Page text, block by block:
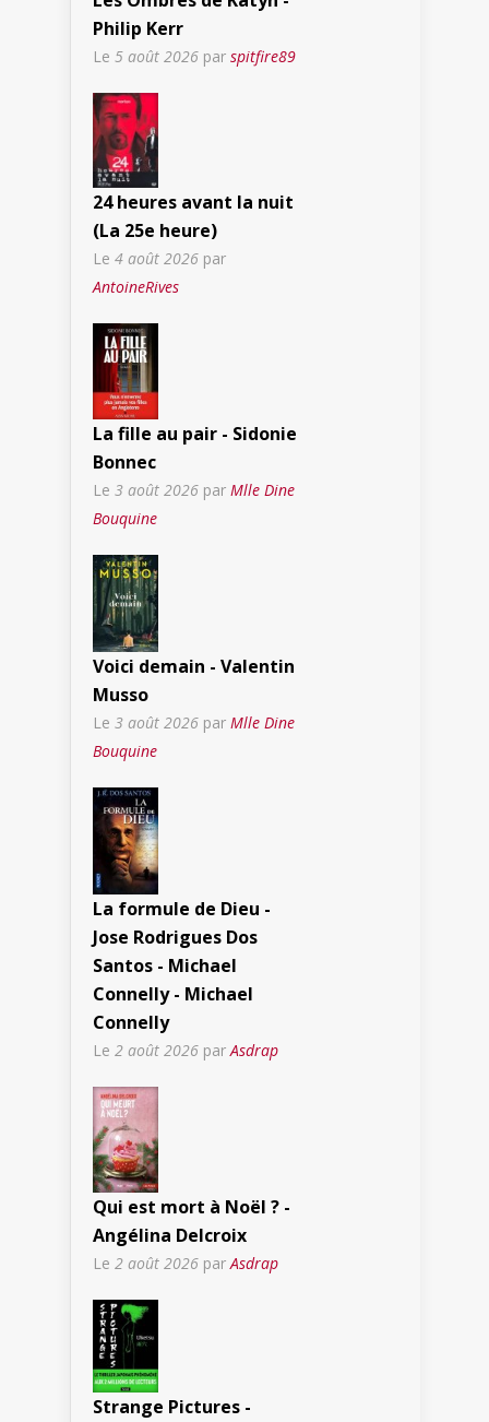
Philip Kerr
Le 5 août 2026 par spitfire89
24 heures avant la nuit
(La 25e heure)
Le 4 août 2026 par
AntoineRives
La fille au pair - Sidonie
Bonnec
Le 3 août 2026 par Mlle Dine
Bouquine
Voici demain - Valentin
Musso
Le 3 août 2026 par Mlle Dine
Bouquine
La formule de Dieu -
Jose Rodrigues Dos
Santos - Michael
Connelly - Michael
Connelly
Le 2 août 2026 parAsdrap
Qui est mort à Noël ? -
Angélina Delcroix
Le 2 août 2026 par Asdrap
Strange Pictures -